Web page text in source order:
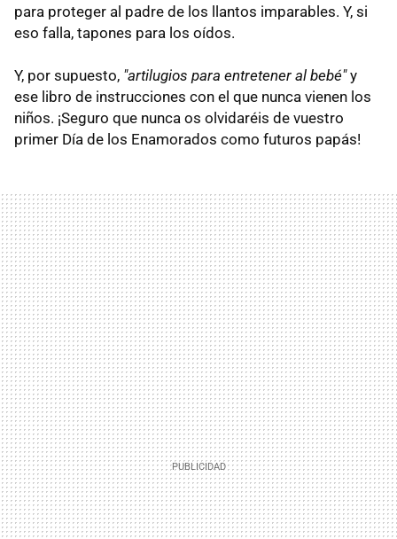
para proteger al padre de los llantos imparables. Y, si
eso falla, tapones para los oídos.
Y, por supuesto, "artilugios para entretener al bebé"y
ese libro de instrucciones con el que nunca vienen los
niños. ¡Seguro que nunca os olvidaréis de vuestro
primer Día de los Enamorados como futuros papás!